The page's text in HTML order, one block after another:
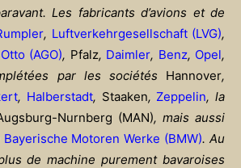
Les fabricants d’avions et de
, Luftverkehrgesellschaft (LVG),
(AGO), Pfalz, Daimler, Benz, Opel,
par les sociétés Hannover,
, Halberstadt, Staaken, Zeppelin, la
Nurnberg (MAN), mais aussi
Bayerische Motoren Werke (BMW). Au
de machine purement bavaroises